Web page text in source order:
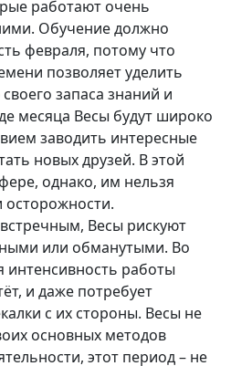
работают очень
Обучение должно
февраля, потому что
позволяет уделить
запаса знаний и
месяца Весы будут широко
заводить интересные
новых друзей. В этой
однако, им нельзя
осторожности.
Весы рискуют
или обманутыми. Во
интенсивность работы
и даже потребует
с их стороны. Весы не
основных методов
этот период – не